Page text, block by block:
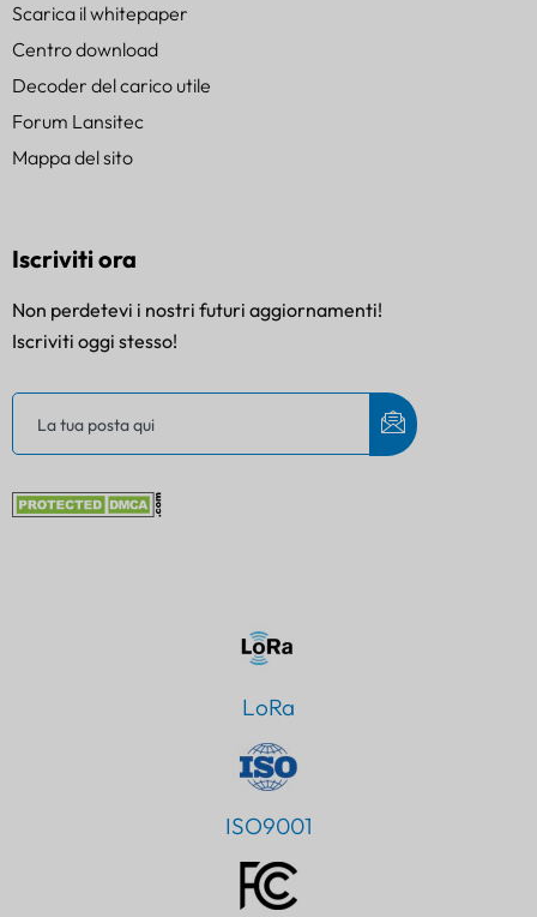
Scarica il whitepaper
Centro download
Decoder del carico utile
Forum Lansitec
Mappa del sito
Iscriviti ora
Non perdetevi i nostri futuri aggiornamenti!
Iscriviti oggi stesso!
LoRa
ISO9001